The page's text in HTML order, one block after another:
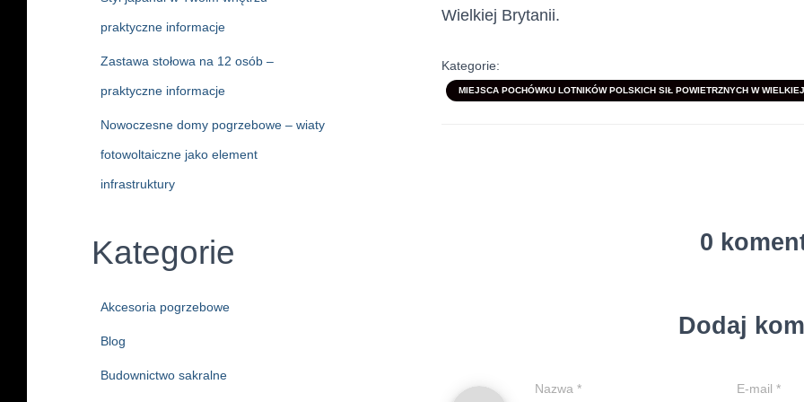
praktyczne informacje
Zastawa stołowa na 12 osób –
praktyczne informacje
Nowoczesne domy pogrzebowe – wiaty
fotowoltaiczne jako element
infrastruktury
Kategorie
Akcesoria pogrzebowe
Blog
Budownictwo sakralne
Wielkiej Brytanii.
Kategorie:
MIEJSCA POCHÓWKU LOTNIKÓW POLSKICH SIŁ POWIETRZNYCH W
0
Dodaj
Nazwa * E-mail*